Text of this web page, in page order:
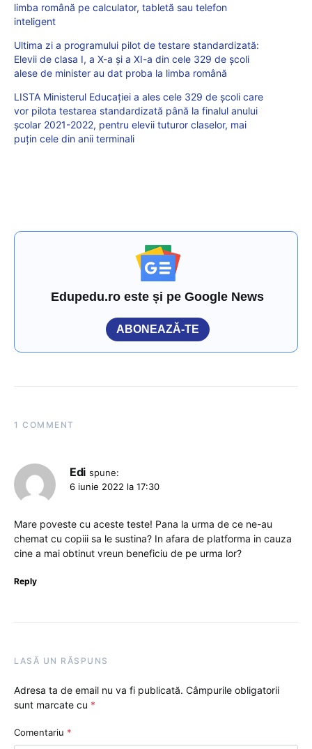
limba română pe calculator, tabletă sau telefon
inteligent
Ultima zi a programului pilot de testare standardizată:
Elevii de clasa I, a X-a și a XI-a din cele 329 de școli
alese de minister au dat proba la limba română
LISTA Ministerul Educației a ales cele 329 de școli care
vor pilota testarea standardizată până la finalul anului
școlar 2021-2022, pentru elevii tuturor claselor, mai
puțin cele din anii terminali
Edupedu.ro este și pe Google News
ABONEAZĂ-TE
1 COMMENT
Edi spune:
6 iunie 2022 la 17:30
Mare poveste cu aceste teste! Pana la urma de ce ne-au
chemat cu copiii sa le sustina? In afara de platforma in cauza
cine a mai obtinut vreun beneficiu de pe urma lor?
Reply
LASĂ UN RĂSPUNS
Adresa ta de email nu va fi publicată. Câmpurile obligatorii
sunt marcate cu *
Comentariu *